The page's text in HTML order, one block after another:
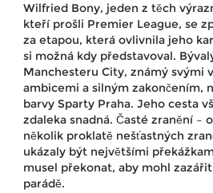
Wilfried Bony, jeden z těch
kteří prošli Premier League, se
za etapou, která ovlivnila jeho
si možná kdy představoval.
Manchesteru City, známý svými
ambicemi a silným zakončením,
barvy Sparty Praha. Jeho cesta
zdaleka snadná. Časté zranění –
několik proklatě nešťastných
ukázaly být největšími
musel překonat, aby mohl
parádě.